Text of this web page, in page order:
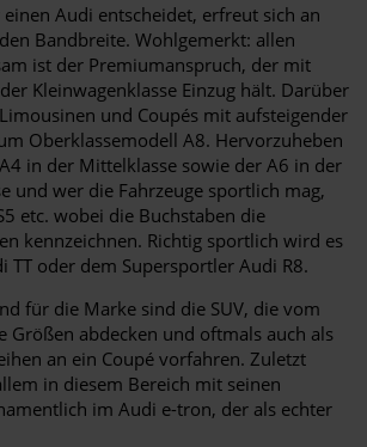
Audi entscheidet, erfreut sich an
Bandbreite. Wohlgemerkt: allen
ist der Premiumanspruch, der mit
Kleinwagenklasse Einzug hält. Darüber
und Coupés mit aufsteigender
Oberklassemodell A8. Hervorzuheben
in der Mittelklasse sowie der A6 in der
und wer die Fahrzeuge sportlich mag,
etc. wobei die Buchstaben die
kennzeichnen. Richtig sportlich wird es
TT oder dem Supersportler Audi R8.
für die Marke sind die SUV, die vom
Größen abdecken und oftmals auch als
an ein Coupé vorfahren. Zuletzt
in diesem Bereich mit seinen
im Audi e-tron, der als echter